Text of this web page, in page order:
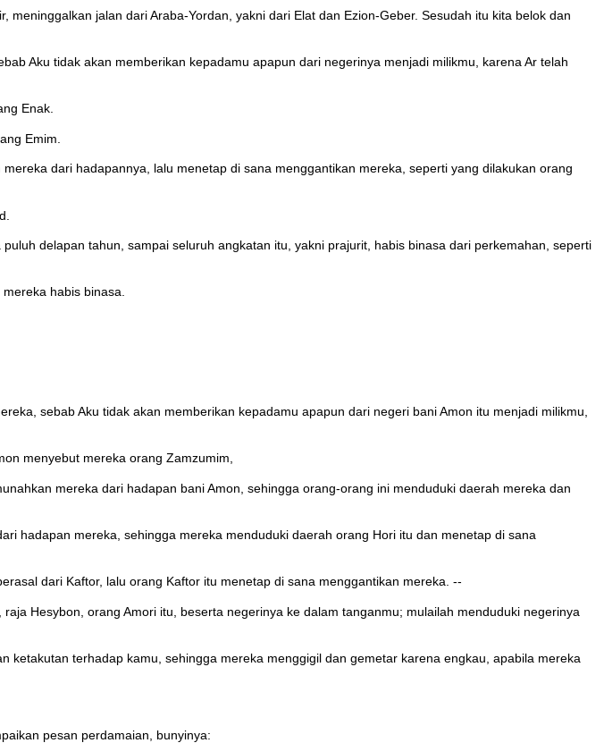
jalan dari Araba-Yordan, yakni dari Elat dan Ezion-Geber. Sesudah itu kita belok dan
Aku tidak akan memberikan kepadamu apapun dari negerinya menjadi milikmu, karena Ar telah
Enak.
Emim.
dari hadapannya, lalu menetap di sana menggantikan mereka, seperti yang dilakukan orang
delapan tahun, sampai seluruh angkatan itu, yakni prajurit, habis binasa dari perkemahan, seperti
habis binasa.
sebab Aku tidak akan memberikan kepadamu apapun dari negeri bani Amon itu menjadi milikmu,
menyebut mereka orang Zamzumim,
mereka dari hadapan bani Amon, sehingga orang-orang ini menduduki daerah mereka dan
hadapan mereka, sehingga mereka menduduki daerah orang Hori itu dan menetap di sana
dari Kaftor, lalu orang Kaftor itu menetap di sana menggantikan mereka. --
Hesybon, orang Amori itu, beserta negerinya ke dalam tanganmu; mulailah menduduki negerinya
terhadap kamu, sehingga mereka menggigil dan gemetar karena engkau, apabila mereka
pesan perdamaian, bunyinya: